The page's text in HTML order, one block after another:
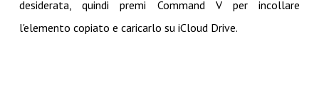
desiderata, quindi premi Command V per incollare
l'elemento copiato e caricarlo su iCloud Drive.